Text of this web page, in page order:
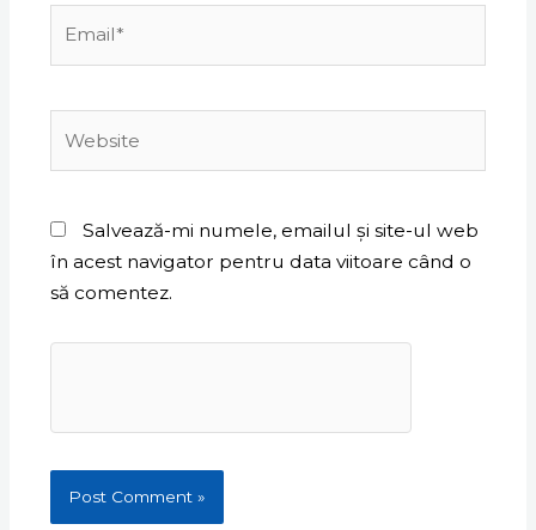
Salvează-mi numele, emailul și site-ul web
în acest navigator pentru data viitoare când o
să comentez.